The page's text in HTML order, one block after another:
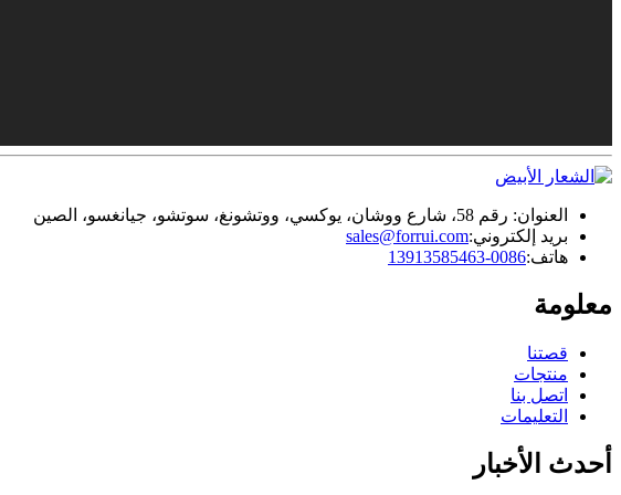
العنوان: رقم 58، شارع ووشان، يوكسي، ووتشونغ، سوتشو، جيانغسو، الصين
بريد إلكتروني:sales@forrui.com
هاتف:0086-13913585463
معلومة
قصتنا
منتجات
اتصل بنا
التعليمات
أحدث الأخبار